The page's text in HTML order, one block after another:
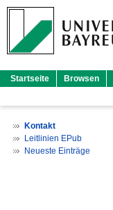
Startseite Browsen
Kontakt
Leitlinien EPub
Neueste Einträge